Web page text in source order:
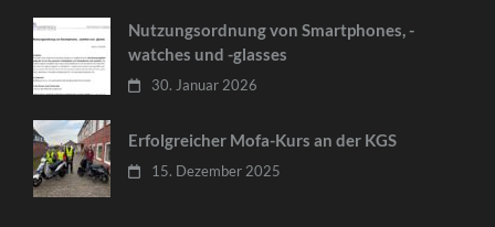
Nutzungsordnung von Smartphones, -
watches und -glasses
30. Januar 2026
Erfolgreicher Mofa-Kurs an der KGS
15. Dezember 2025